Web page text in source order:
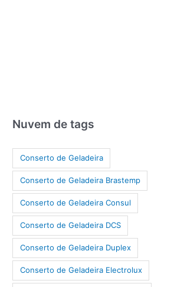
Nuvem de tags
Conserto de Geladeira
Conserto de Geladeira Brastemp
Conserto de Geladeira Consul
Conserto de Geladeira DCS
Conserto de Geladeira Duplex
Conserto de Geladeira Electrolux